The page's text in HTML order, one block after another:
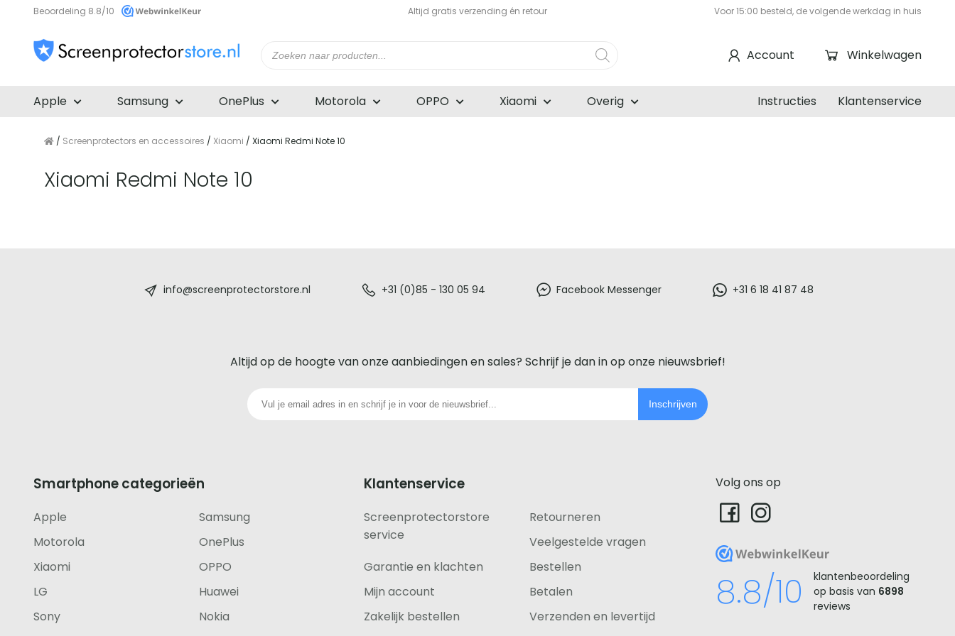
Beoordeling 8.8/10 Altijd gratis verzending én retour Voor 15:00 besteld, de volgende werkdag in huis
zoeken Winkelwagen
Account
Apple Samsung OnePlus Motorola OPPO Xiaomi Overig Klantenservice
Instructies
/ Screenprotectors en accessoires / Xiaomi / Xiaomi Redmi Note 10
Xiaomi Redmi Note 10
iedere
telefoon
footer
info@screenprotectorstore.nl +31 (0)85 - 130 05 94 Facebook Messenger +31 6 18 41 87 48
Altijd op de hoogte van onze aanbiedingen en sales? Schrijf je dan in op onze nieuwsbrief!
Inschrijven
Smartphone categorieën
Apple
Samsung
Motorola
OnePlus
Xiaomi
OPPO
LG
Huawei
Sony
Nokia
Klantenservice
Screenprotectorstore
service
Retourneren
Veelgestelde vragen
Garantie en klachten
Bestellen
Mijn account
Betalen
Zakelijk bestellen
Verzenden en levertijd
Volg ons op
WebwinkelKeur
8.8/10
klantenbeoordeling
op basis van 6898
reviews